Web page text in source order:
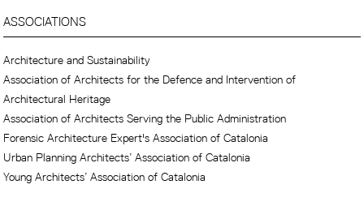
ASSOCIATIONS
Architecture and Sustainability
Association of Architects for the Defence and Intervention of
Architectural Heritage
Association of Architects Serving the Public Administration
Forensic Architecture Expert's Association of Catalonia
Urban Planning Architects’ Association of Catalonia
Young Architects’ Association of Catalonia